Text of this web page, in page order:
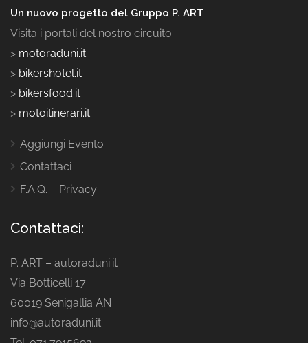
Un nuovo progetto del Gruppo P. ART
Visita i portali del nostro circuito:
> motoraduni.it
> bikershotel.it
> bikersfood.it
> motoitinerari.it
Aggiungi Evento
Contattaci
F.A.Q. – Privacy
Contattaci:
P. ART – autoraduni.it
Via Botticelli 17
60019 Senigallia AN
info@autoraduni.it